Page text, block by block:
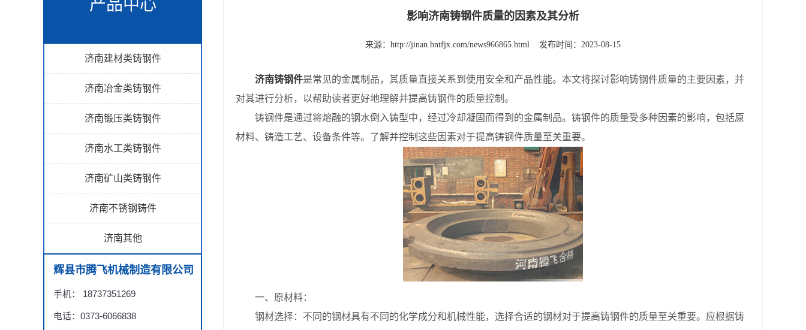
产品中心
济南建材类铸钢件
济南冶金类铸钢件
济南锻压类铸钢件
济南水工类铸钢件
济南矿山类铸钢件
济南不锈钢铸件
济南其他
辉县市腾飞机械制造有限公司
手机： 18737351269
电话：0373-6066838
影响济南铸钢件质量的因素及其分析
来源： http://jinan.hntfjx.com/news966865.html 发布时间：2023-08-15
济南铸钢件是常见的金属制品，其质量直接关系到使用安全和产品性能。本文将探讨影响铸钢件质量的主要因素，并
对其进行分析，以帮助读者更好地理解并提高铸钢件的质量控制。
铸钢件是通过将熔融的钢水倒入铸型中，经过冷却凝固而得到的金属制品。铸钢件的质量受多种因素的影响，包括原
材料、铸造工艺、设备条件等。了解并控制这些因素对于提高铸钢件质量至关重要。
一、原材料：
钢材选择：不同的钢材具有不同的化学成分和机械性能，选择合适的钢材对于提高铸钢件的质量至关重要。应根据铸